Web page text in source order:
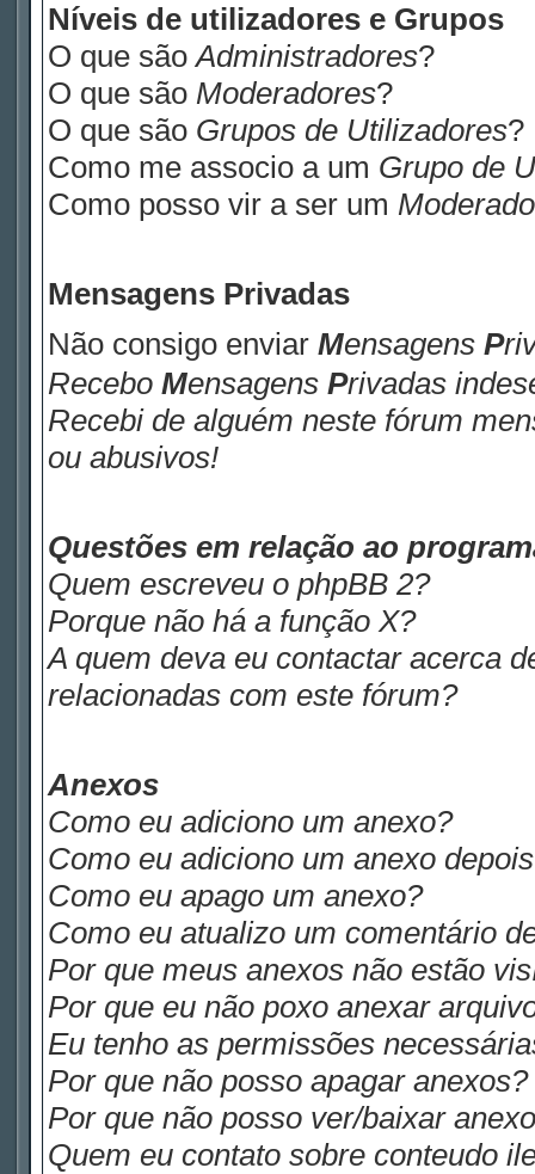
Níveis de utilizadores e Grupos
O que sãoAdministradores?
O que são Moderadores?
O que são Grupos de Utilizadores?
Como me associo a um Grupo de
Como posso vir a ser um
Mensagens Privadas
Não consigo enviar Mensagens P
Recebo Mensagens Privadas
Recebi de alguém neste fórum
ou abusivos!
Questões em relação ao
Quem escreveu o phpBB 2?
Porque não há a função X?
A quem deva eu contactar acerca
relacionadas com este fórum?
Anexos
Como eu adiciono um anexo?
Como eu adiciono um anexo
Como eu apago um anexo?
Como eu atualizo um comentário
Por que meus anexos não estão
Por que eu não poxo anexar
Eu tenho as permissões
Por que não posso apagar anexos?
Por que não posso ver/baixar
Quem eu contato sobre conteudo